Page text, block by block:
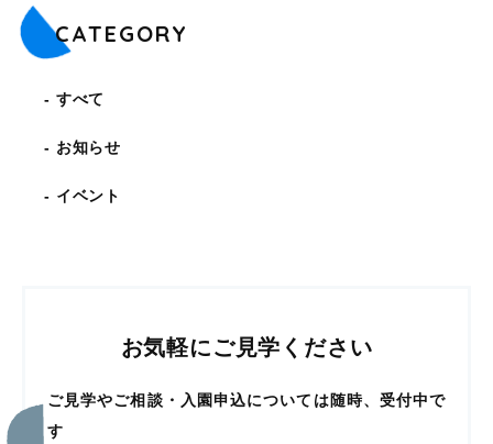
CATEGORY
すべて
お知らせ
イベント
お気軽にご見学ください
ご見学やご相談・入園申込については随時、受付中で
す